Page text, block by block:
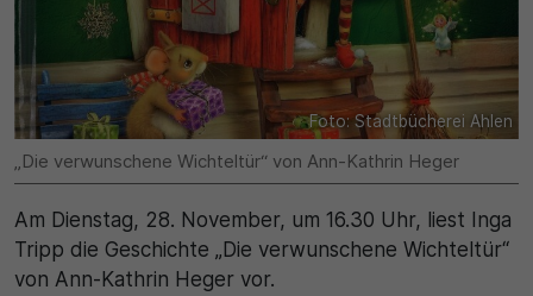
Foto: Stadtbücherei Ahlen
„Die verwunschene Wichteltür“ von Ann-Kathrin Heger
Am Dienstag, 28. November, um 16.30 Uhr, liest Inga
Tripp die Geschichte „Die verwunschene Wichteltür“
von Ann-Kathrin Heger vor.
Name
SgCookieOptin.lastPreferences
Anbieter
Cookie Consent / Ahlen
Laufzeit
1 Jahr
Matomo
Laufzeit
1 Jahr
Zweck
Wird für statistische Zwecke verwendet, um Details
wie die eindeutige Besucher-ID zu speichern.